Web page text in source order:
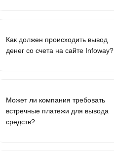
Как должен происходить вывод
денег со счета на сайте Infoway?
Может ли компания требовать
встречные платежи для вывода
средств?